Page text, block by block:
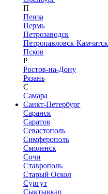
П
Пенза
Пермь
Петрозаводск
Петропавловск-
Псков
Р
Ростов-на-Дону
Рязань
С
Самара
Санкт-Петербург
Саранск
Саратов
Севастополь
Симферополь
Смоленск
Сочи
Ставрополь
Старый Оскол
Сургут
Сыктывкар